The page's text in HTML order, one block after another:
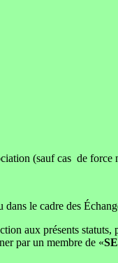
(sauf cas de
le cadre des
aux présents
par un membre de «